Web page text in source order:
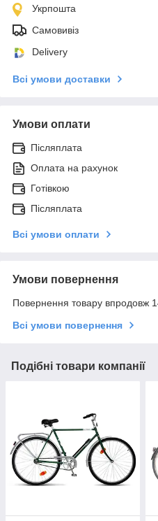
Укрпошта
Самовивіз
Delivery
Всі умови доставки
Умови оплати
Післяплата
Оплата на рахунок
Готівкою
Післяплата
Всі умови оплати
Умови повернення
Повернення товару впродовж
Всі умови повернення
Подібні товари компанії